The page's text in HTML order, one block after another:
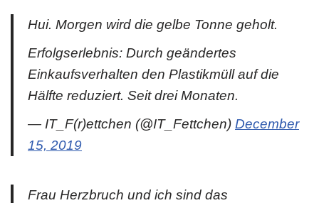
Hui. Morgen wird die gelbe Tonne geholt.
Erfolgserlebnis: Durch geändertes
Einkaufsverhalten den Plastikmüll auf die
Hälfte reduziert. Seit drei Monaten.
— IT_F(r)ettchen (@IT_Fettchen) December
15, 2019
Frau Herzbruch und ich sind das